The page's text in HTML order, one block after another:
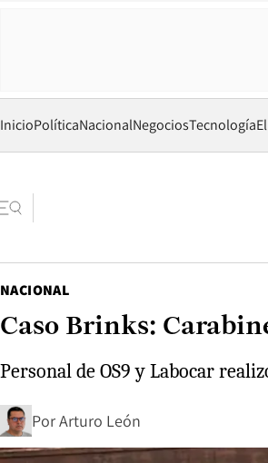
InicioPolíticaNacionalNegociosTecnología
NACIONAL
Caso Brinks:
Personal de OS9 y Labocar
PorArturo León